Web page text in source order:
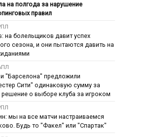
на полгода за нарушение
правил
на болельщиков давит успех
сезона, и они пытаются давить на
"Барселона" предложили
Сити" одинаковую сумму за
решение о выборе клуба за игроком
мы на все матчи настраиваемся
Будь то "Факел" или "Спартак"